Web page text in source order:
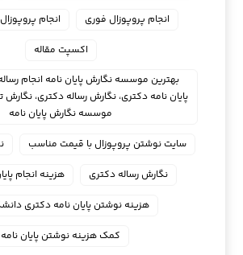
انجام پروپوزال فوری
انجام
اکسپت مقاله
بهترین موسسه نگارش پایان نامه انجام
پایان نامه دکتری، نگارش رساله دکتری، نگارش
موسسه نگارش پایان نامه
سایت نوشتن پروپوزال با قیمت مناسب
نگارش رساله دکتری
هزینه انجام
هزینه نوشتن پایان نامه دکتری
کمک هزینه نوشتن پایان نامه